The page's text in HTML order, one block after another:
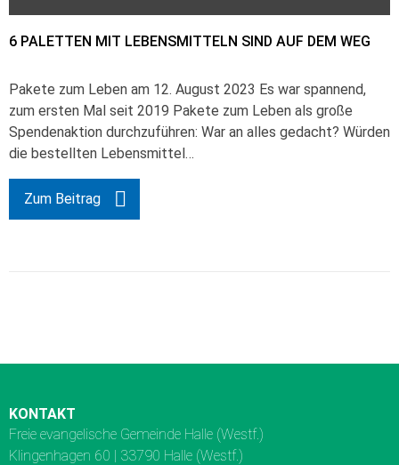
6 PALETTEN MIT LEBENSMITTELN SIND AUF DEM WEG
Pakete zum Leben am 12. August 2023 Es war spannend,
zum ersten Mal seit 2019 Pakete zum Leben als große
Spendenaktion durchzuführen: War an alles gedacht? Würden
die bestellten Lebensmittel…
Zum Beitrag
KONTAKT
Freie evangelische Gemeinde Halle (Westf.)
Klingenhagen 60 | 33790 Halle (Westf.)